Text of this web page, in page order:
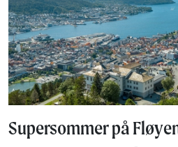
Supersommer på